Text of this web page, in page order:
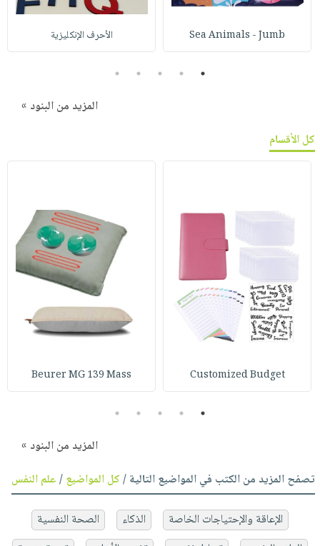
Sea Animals - Jumb الأحرف الإنكليزية
1
2
3
4
5
المزيد من البنود »
كل الأقسام
Customized Budget
Beurer MG 139 Mass
1
2
3
4
5
المزيد من البنود »
تصفح المزيد من الكتب في المواضيع التالية /كل المواضيع/علم النفس
الإعاقة والإحتياجات الخاصة الذكاء
الصحة النفسية